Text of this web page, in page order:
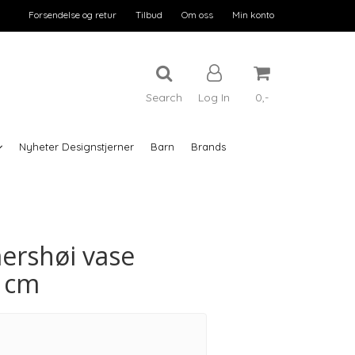
Forsendelse og retur Tilbud Om oss Min konto
Search Log In 0,-
Nyheter Designstjerner Barn Brands
vase